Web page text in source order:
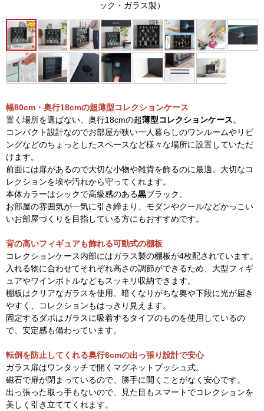
ック・ガラス製）
幅80cm・奥行18cmの超薄型コレクションケース
置く場所を選ばない、奥行18cmの超薄型コレクションケース。
コンパクト設計なのでお部屋が狭い一人暮らしのワンルームやリビ
ングなどのちょっとしたスペースなど様々な場所に設置していただ
けます。
前面には扉があるので大切な小物や雑貨を飾るのに最適。大切なコ
レクションを埃や汚れから守ってくれます。
本体カラーはシックで高級感のある黒ブラック。
お部屋の雰囲気が一気に引き締まり、モダンやクールなどかっこい
いお部屋づくりを目指している方にもおすすめです。
背の高いフィギュアも飾れる可動式の棚板
コレクションケース内部にはガラス製の棚板が4枚配されています。
入れる物に合わせてそれぞれ高さの調節ができるため、大型フィギ
ュアやワインボトルなどもスッキリ収納できます。
棚板はクリアなガラスを使用。暗くなりがちな奥や下段に光が届き
やすく、コレクションもはっきり見えます。
固定するダボはガラスに吸着するタイプのものを使用しているの
で、安定感も備わっています。
転倒を防止してくれる奥行6cmの出っ張り設計で安心
ガラス扉はワンタッチで開くマグネットプッシュ式。
磁石で扉が閉まっているので、勝手に開くことがなく安心です。
出っ張った取っ手もないので、見た目もスマートでコレクションを
美しく引き立ててくれます。